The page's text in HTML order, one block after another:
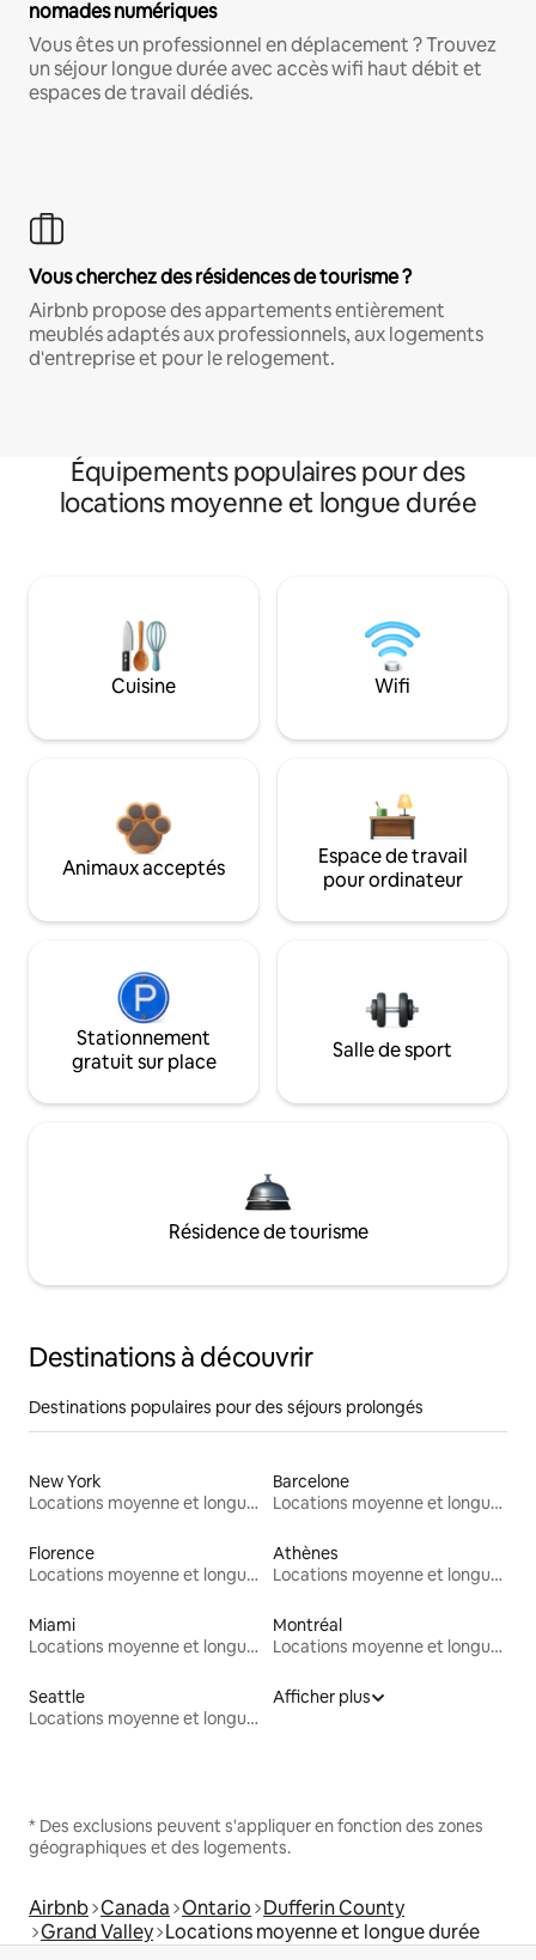
nomades numériques
Vous êtes un professionnel en déplacement ? Trouvez
un séjour longue durée avec accès wifi haut débit et
espaces de travail dédiés.
Vous cherchez des résidences de tourisme ?
Airbnb propose des appartements entièrement
meublés adaptés aux professionnels, aux logements
d'entreprise et pour le relogement.
Équipements populaires pour des
locations moyenne et longue durée
Cuisine Wifi
Animaux acceptés
Espace de travail
pour ordinateur
Stationnement
gratuit sur place
Salle de sport
Résidence de tourisme
Destinations à découvrir
Destinations populaires pour des séjours prolongés
New York
Locations moyenne et longue durée
Barcelone
Locations moyenne et longue durée
Florence
Locations moyenne et longue durée
Athènes
Locations moyenne et longue durée
Miami
Locations moyenne et longue durée
Montréal
Locations moyenne et longue durée
Seattle
Locations moyenne et longue durée
Afficher plus
* Des exclusions peuvent s'appliquer en fonction des zones
géographiques et des logements.
Airbnb Canada Ontario Dufferin County
Grand Valley Locations moyenne et longue durée